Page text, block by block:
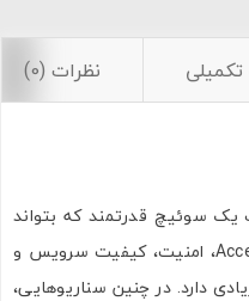
نظرات (0)
یک سوئیچ قدرتمند که بتواند
هم‌زمان پاسخگوی نیازهای Access Layer، امنیت، کیفیت سرویس و
دارد. در چنین سناریوهایی،